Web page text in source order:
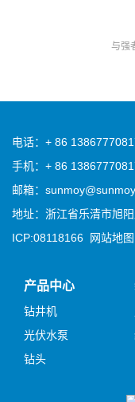
与强
电话：+ 86
手机：+ 86
邮箱：
地址：浙江省乐清市旭
ICP:08118166
网站地图
产品中心
钻井机
光伏水泵
钻头